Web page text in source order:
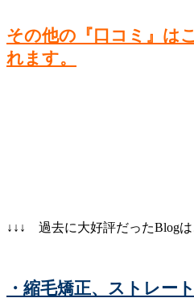
その他の『口コミ』は
れます。
↓↓↓ 過去に大好評だったBlog
・縮毛矯正、ストレー